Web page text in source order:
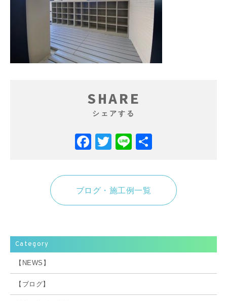
SHARE
シェアする
Facebook
Twitter
Line
ブログ・施工例一覧
Category
【NEWS】
【ブログ】